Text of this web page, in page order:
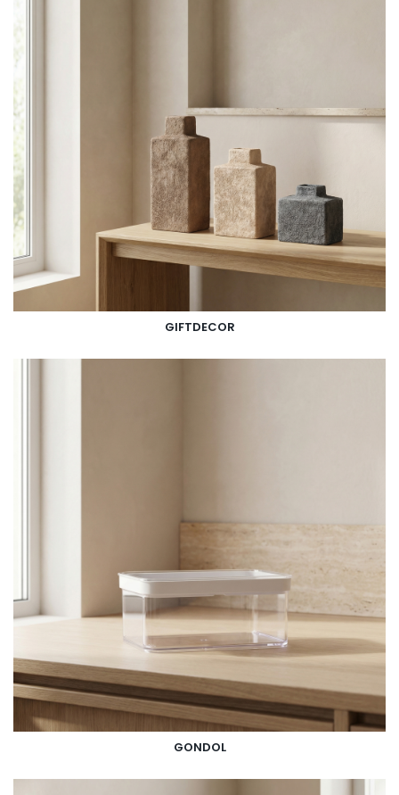
GIFTDECOR
GONDOL